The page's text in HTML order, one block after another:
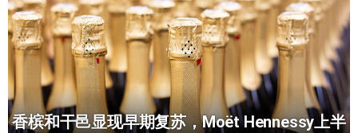
香槟和干邑显现早期复苏，Moët Hennessy上半